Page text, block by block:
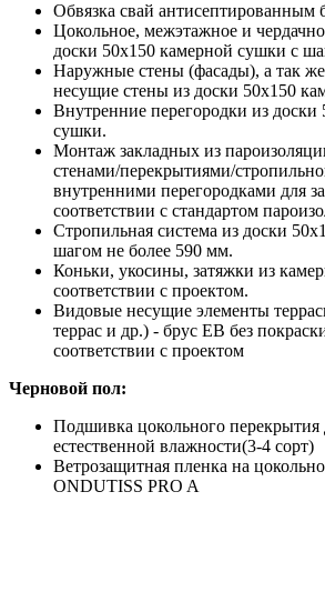
Обвязка свай антисептированным
Цокольное, межэтажное и
доски 50х150 камерной сушки с
Наружные стены (фасады), а так
несущие стены из доски 50х150
Внутренние перегородки из доски
сушки.
Монтаж закладных из
стенами/перекрытиями/
внутренними перегородками для
соответствии с стандартом
Стропильная система из доски
шагом не более 590 мм.
Коньки, укосины, затяжки из
соответствии с проектом.
Видовые несущие элементы
террас и др.) - брус ЕВ без
соответствии с проектом
Черновой пол:
Подшивка цокольного перекрытия
естественной влажности(3-4 сорт)
Ветрозащитная пленка на
ONDUTISS PRO A